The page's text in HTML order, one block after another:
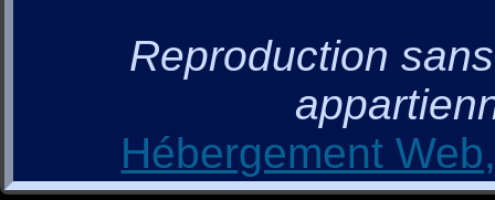
Reproduction
Hébergement